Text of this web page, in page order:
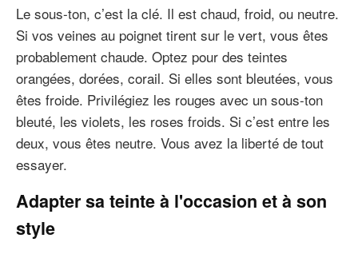
Le sous-ton, c’est la clé. Il est chaud, froid, ou neutre.
Si vos veines au poignet tirent sur le vert, vous êtes
probablement chaude. Optez pour des teintes
orangées, dorées, corail. Si elles sont bleutées, vous
êtes froide. Privilégiez les rouges avec un sous-ton
bleuté, les violets, les roses froids. Si c’est entre les
deux, vous êtes neutre. Vous avez la liberté de tout
essayer.
Adapter sa teinte à l'occasion et à son
style